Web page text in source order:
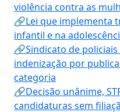
violência contra as
🔗Lei que implementa
infantil e na
🔗Sindicato de
indenização por
categoria
🔗Decisão unânime,
candidaturas sem